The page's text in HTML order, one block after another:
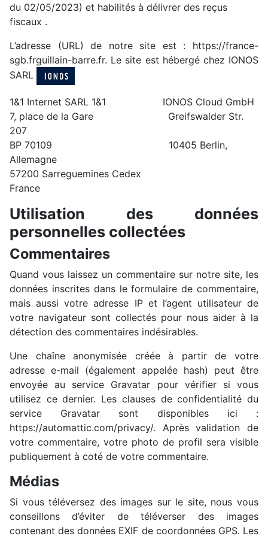
du 02/05/2023) et habilités à délivrer des reçus
fiscaux .
L’adresse (URL) de notre site est : https://france-
sgb.frguillain-barre.fr. Le site est hébergé chez IONOS
SARL
1&1 Internet SARL 1&1 IONOS Cloud GmbH
7, place de la Gare Greifswalder Str.
207
BP 70109 10405 Berlin,
Allemagne
57200 Sarreguemines Cedex
France
Utilisation des données
personnelles collectées
Commentaires
Quand vous laissez un commentaire sur notre site, les
données inscrites dans le formulaire de commentaire,
mais aussi votre adresse IP et l’agent utilisateur de
votre navigateur sont collectés pour nous aider à la
détection des commentaires indésirables.
Une chaîne anonymisée créée à partir de votre
adresse e-mail (également appelée hash) peut être
envoyée au service Gravatar pour vérifier si vous
utilisez ce dernier. Les clauses de confidentialité du
service Gravatar sont disponibles ici :
https://automattic.com/privacy/. Après validation de
votre commentaire, votre photo de profil sera visible
publiquement à coté de votre commentaire.
Médias
Si vous téléversez des images sur le site, nous vous
conseillons d’éviter de téléverser des images
contenant des données EXIF de coordonnées GPS. Les